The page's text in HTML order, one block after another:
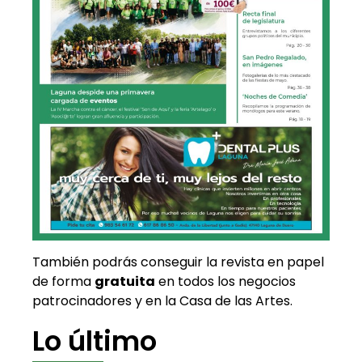
También podrás conseguir la revista en papel
de forma gratuita en todos los negocios
patrocinadores y en la Casa de las Artes.
Lo último